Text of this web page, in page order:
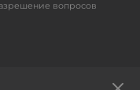
вопросов